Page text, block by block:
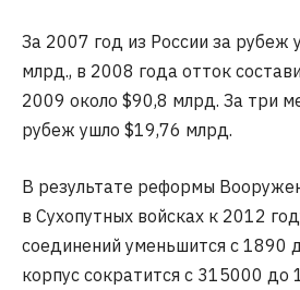
За 2007 год из России за рубеж
млрд., в 2008 года отток
2009 около $90,8 млрд. За три
рубеж ушло $19,76 млрд.
В результате реформы
в Сухопутных войсках к 2012
соединений уменьшится с 1890
корпус сократится с 315000 до